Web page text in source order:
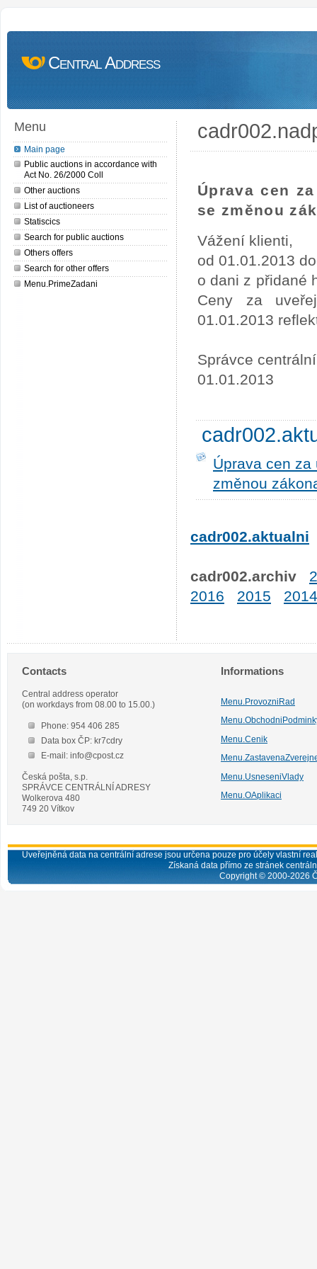
Central Address
Menu
Main page
Public auctions in accordance with
Act No. 26/2000 Coll
Other auctions
List of auctioneers
Statiscics
Search for public auctions
Others offers
Search for other offers
Menu.PrimeZadani
Úprava cen
se změnou
Vážení klienti,
od 01.01.2013
o dani z přidané
Ceny za
01.01.2013
Správce
01.01.2013
Úprava cen
změnou
cadr002.aktualni
cadr002.archiv
2016
2015 2014
Contacts
Central address operator
(on workdays from 08.00 to 15.00.)
Phone: 954 406 285
Data box ČP: kr7cdry
E-mail: info@cpost.cz
Česká pošta, s.p.
SPRÁVCE CENTRÁLNÍ ADRESY
Wolkerova 480
749 20 Vítkov
Informations
Menu.ProvozniRad
Menu.Cenik
Menu.UsneseniVlady
Menu.OAplikaci
Uveřejněná data na centrální adrese jsou určena pouze pro účely vlastní
Získaná data přímo ze stránek
Copyright © 2000-2026